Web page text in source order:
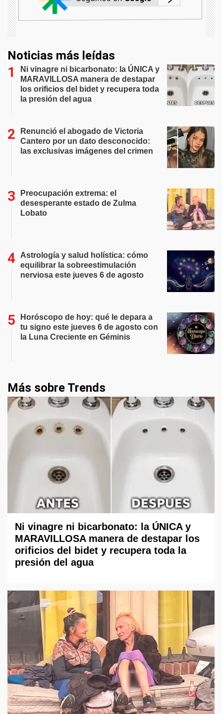
Noticias más leídas
Ni vinagre ni bicarbonato: la ÚNICA y
MARAVILLOSA manera de destapar
los orificios del bidet y recupera toda
la presión del agua
Renunció el abogado de Victoria
Cantero por un dato desconocido:
las exclusivas imágenes del crimen
Preocupación extrema: el
desesperante estado de Zulma
Lobato
Astrología y salud holística: cómo
equilibrar la sobreestimulación
nerviosa este jueves 6 de agosto
Horóscopo de hoy: qué le depara a
tu signo este jueves 6 de agosto con
la Luna Creciente en Géminis
Más sobre Trends
Ni vinagre ni bicarbonato: la ÚNICA y
MARAVILLOSA manera de destapar los
orificios del bidet y recupera toda la
presión del agua